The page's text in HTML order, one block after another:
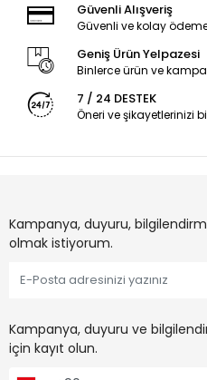
Güvenli Alışveriş
Güvenli ve kolay
Geniş Ürün Yelpazesi
Binlerce ürün ve
7 / 24 DESTEK
Öneri ve şikayetlerinizi
Kampanya, duyuru,
olmak istiyorum.
Kampanya, duyuru ve
için kayıt olun.